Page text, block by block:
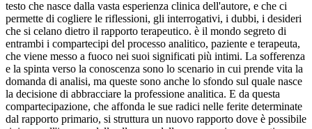
testo che nasce dalla vasta esperienza clinica dell'autore, e che ci
permette di cogliere le riflessioni, gli interrogativi, i dubbi, i desideri
che si celano dietro il rapporto terapeutico. è il mondo segreto di
entrambi i compartecipi del processo analitico, paziente e terapeuta,
che viene messo a fuoco nei suoi significati più intimi. La sofferenza
e la spinta verso la conoscenza sono lo scenario in cui prende vita la
domanda di analisi, ma queste sono anche lo sfondo sul quale nasce
la decisione di abbracciare la professione analitica. E da questa
compartecipazione, che affonda le sue radici nelle ferite determinate
dal rapporto primario, si struttura un nuovo rapporto dove è possibile